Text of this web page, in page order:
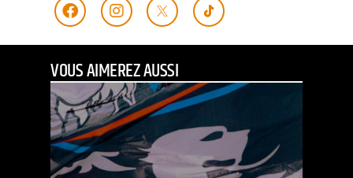
VOUS AIMEREZ AUSSI